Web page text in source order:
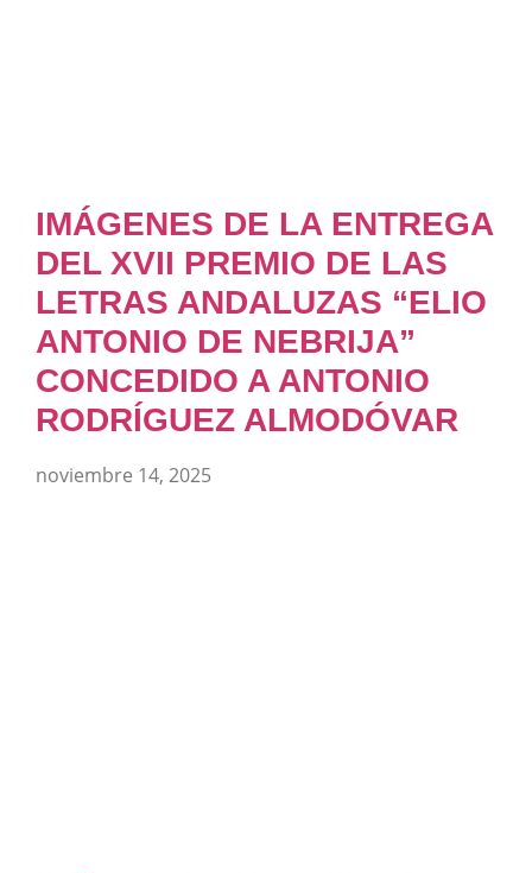
IMÁGENES DE LA ENTREGA
DEL XVII PREMIO DE LAS
LETRAS ANDALUZAS “ELIO
ANTONIO DE NEBRIJA”
CONCEDIDO A ANTONIO
RODRÍGUEZ ALMODÓVAR
noviembre 14, 2025